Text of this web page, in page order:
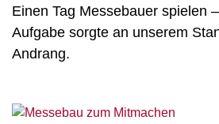
Einen Tag Messebauer spielen
Aufgabe sorgte an unserem
Andrang.